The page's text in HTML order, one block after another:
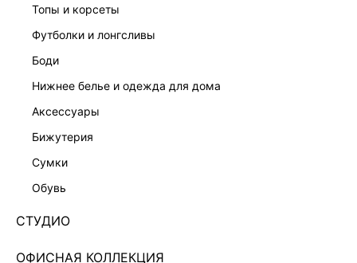
топы и корсеты
футболки и лонгсливы
боди
нижнее белье и одежда для дома
аксессуары
бижутерия
сумки
обувь
СТУДИО
ОФИСНАЯ КОЛЛЕКЦИЯ
Нет в наличии
ЦВЕТ:ЧЕРНЫЙ